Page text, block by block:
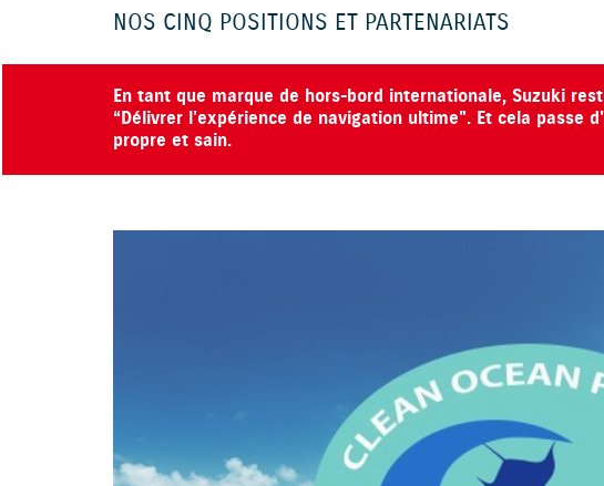
NOS CINQ POSITIONS ET PARTENARIATS
En tant que marque de hors-bord internationale, Suzuki
“Délivrer l’expérience de navigation ultime". Et cela passe
propre et sain.